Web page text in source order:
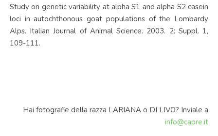
Study on genetic variability at alpha S1 and alpha S2 casein
loci in autochthonous goat populations of the Lombardy
Alps. Italian Journal of Animal Science. 2003. 2: Suppl. 1,
109-111.
Hai fotografie della razza LARIANA o DI LIVO? Inviale a
info@capre.it